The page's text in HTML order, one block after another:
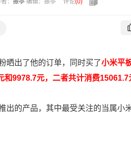
： 振亭 编辑：振亭 评论(0)
晒出了他的订单，同时买了小米平
9978.7元，二者共计消费15061.7
出的产品，其中最受关注的当属小